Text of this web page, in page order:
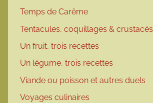
Temps de Carême
Tentacules, coquillages & crustacés
Un fruit, trois recettes
Un légume, trois recettes
Viande ou poisson et autres duels
Voyages culinaires